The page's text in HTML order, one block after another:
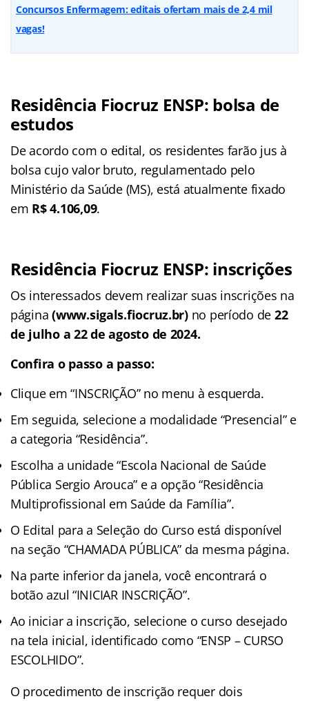
Concursos Enfermagem: editais ofertam mais de 2,4 mil
vagas!
Residência Fiocruz ENSP: bolsa de
estudos
De acordo com o edital, os residentes farão jus à
bolsa cujo valor bruto, regulamentado pelo
Ministério da Saúde (MS), está atualmente fixado
em R$ 4.106,09.
Residência Fiocruz ENSP: inscrições
Os interessados devem realizar suas inscrições na
página(www.sigals.fiocruz.br) no período de 22
de julho a 22 de agosto de 2024.
Confira o passo a passo:
Clique em “INSCRIÇÃO” no menu à esquerda.
Em seguida, selecione a modalidade “Presencial” e
a categoria “Residência”.
Escolha a unidade “Escola Nacional de Saúde
Pública Sergio Arouca” e a opção “Residência
Multiprofissional em Saúde da Família”.
O Edital para a Seleção do Curso está disponível
na seção “CHAMADA PÚBLICA” da mesma página.
Na parte inferior da janela, você encontrará o
botão azul “INICIAR INSCRIÇÃO”.
Ao iniciar a inscrição, selecione o curso desejado
na tela inicial, identificado como “ENSP – CURSO
ESCOLHIDO”.
O procedimento de inscrição requer dois